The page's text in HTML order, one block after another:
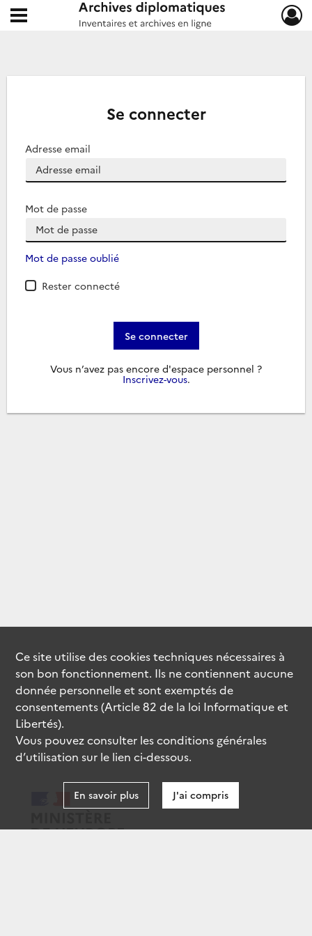
Archives diplomatiques
Ouvrir le menu déroulant
Se connecter
Adresse email
Mot de passe
Mot de passe oublié
Rester connecté
Se connecter
Vous n’avez pas encore d'espace personnel ?
Inscrivez-vous.
Ce site utilise descookiestechniques nécessaires à
son bon fonctionnement. Ils ne contiennent aucune
donnée personnelle et sont exemptés de
consentements (Article 82 de la loi Informatique et
Libertés).
Vous pouvez consulter les conditions générales
d’utilisation sur le lien ci-dessous.
En savoir plus J'ai compris